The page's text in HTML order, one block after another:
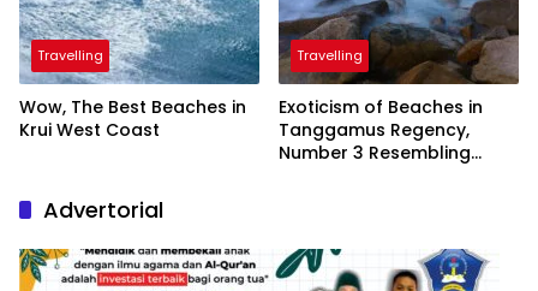
Travelling
Wow, The Best Beaches in
Krui West Coast
Travelling
Exoticism of Beaches in
Tanggamus Regency,
Number 3 Resembling
Advertorial